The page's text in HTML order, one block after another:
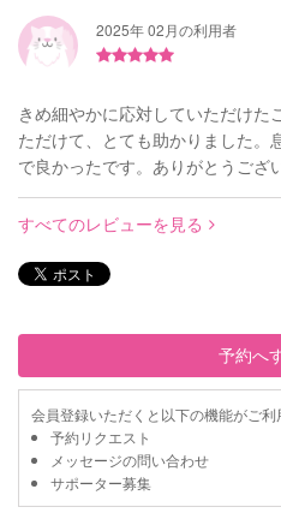
2025年 02月の利用者
きめ細やかに応対していただけた
ただけて、とても助かりました。
で良かったです。ありがとうござ
すべてのレビューを見る
予約へ
会員登録いただくと以下の機能がご利
予約リクエスト
メッセージの問い合わせ
サポーター募集